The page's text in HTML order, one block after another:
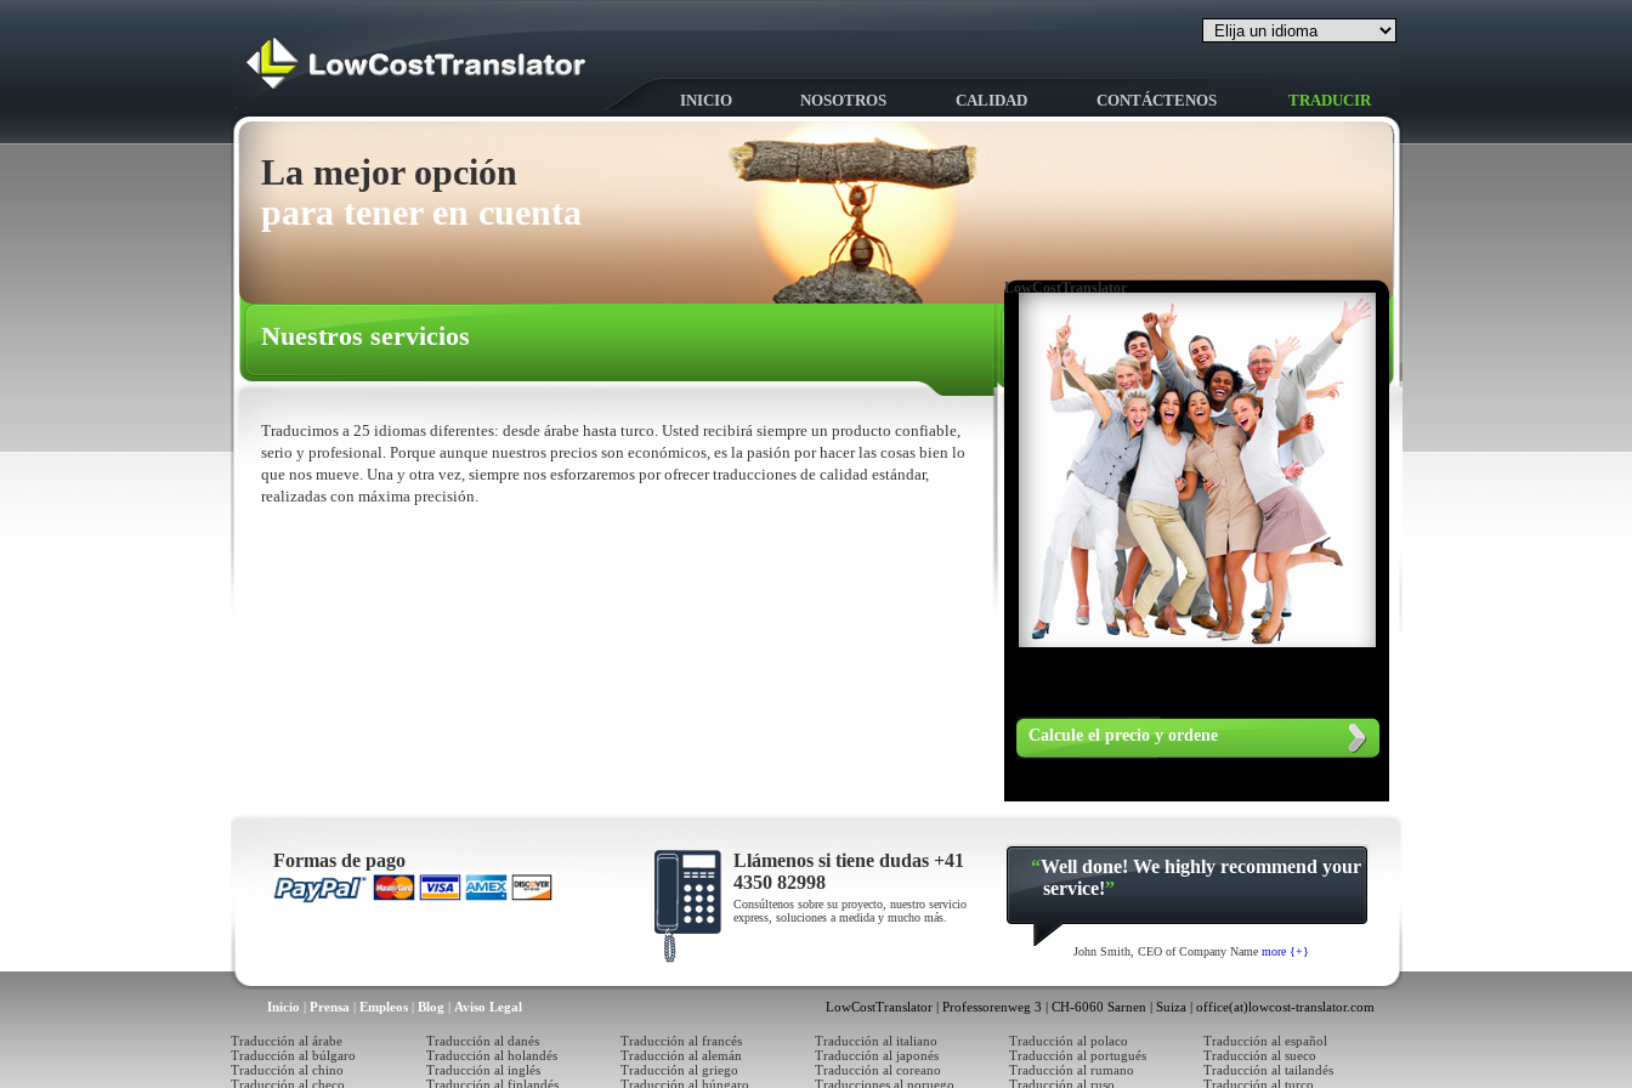
INICIO NOSOTROS CALIDAD CONTÁCTENOS TRADUCIR
La mejor opción
para tener en cuenta
Nuestros servicios
Traducimos a 25 idiomas diferentes: desde árabe hasta turco. Usted recibirá siempre un producto confiable,
serio y profesional. Porque aunque nuestros precios son económicos, es la pasión por hacer las cosas bien lo
que nos mueve. Una y otra vez, siempre nos esforzaremos por ofrecer traducciones de calidad estándar,
realizadas con máxima precisión.
LowCostTranslator
Calcule el precio y ordene
Formas de pago
Llámenos si tiene dudas +41
4350 82998
Consúltenos sobre su proyecto, nuestro servicio
express, soluciones a medida y mucho más.
“Well done! We highly recommend your
service!”
John Smith, CEO of Company Name more {+}
Inicio | Prensa | Empleos| Blog | Aviso Legal LowCostTranslator | Professorenweg 3 | CH-6060 Sarnen | Suiza | office(at)lowcost-translator.com
Traducción al árabe
Traducción al búlgaro
Traducción al chino
Traducción al checo
Traducción al danés
Traducción al holandés
Traducción al inglés
Traducción al finlandés
Traducción al francés
Traducción al alemán
Traducción al griego
Traducción al húngaro
Traducción al italiano
Traducción al japonés
Traducción al coreano
Traducciones al noruego
Traducción al polaco
Traducción al portugués
Traducción al rumano
Traducción al ruso
Traducción al español
Traducción al sueco
Traducción al tailandés
Traducción al turco